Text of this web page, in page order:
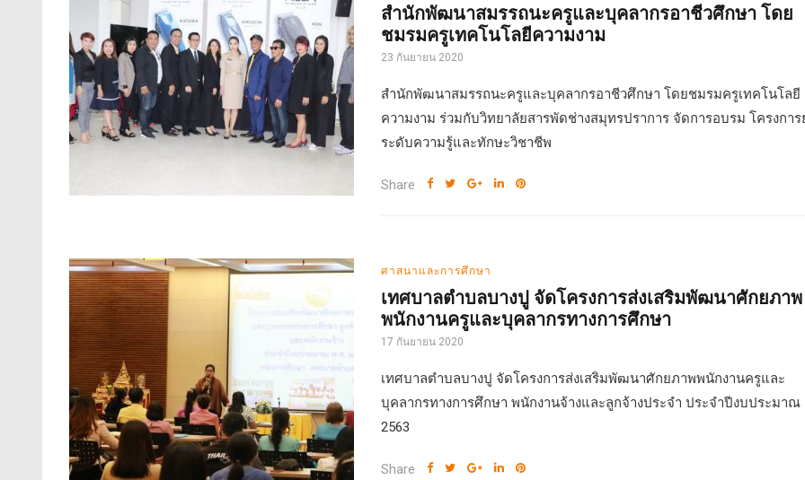
สำนักพัฒนาสมรรถนะครูและบุคลากรอาชีวศึกษา โดย
ชมรมครูเทคโนโลยีความงาม
23 กันยายน 2020
สำนักพัฒนาสมรรถนะครูและบุคลากรอาชีวศึกษา โดยชมรมครูเทคโนโลยี
ความงาม ร่วมกับวิทยาลัยสารพัดช่างสมุทรปราการ จัดการอบรม โครงการ
ระดับความรู้และทักษะวิชาชีพ
Share
ศาสนาและการศึกษา
เทศบาลตำบลบางปู จัดโครงการส่งเสริมพัฒนาศักยภาพ
พนักงานครูและบุคลากรทางการศึกษา
17 กันยายน 2020
เทศบาลตำบลบางปู จัดโครงการส่งเสริมพัฒนาศักยภาพพนักงานครูและ
บุคลากรทางการศึกษา พนักงานจ้างและลูกจ้างประจำ ประจำปีงบประมาณ
2563
Share